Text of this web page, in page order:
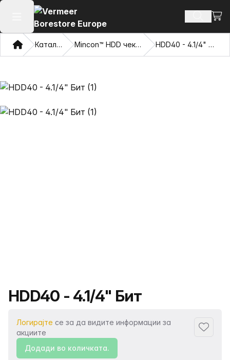
Отвори го главното мени
Дома Каталог Mincon™ HDD чекани HDD40 - 4.1/4" Бит
Име на производот
HDD40 - 4.1/4" Бит
Логирајте се за да видите информации за
акциите
Додади во количката.